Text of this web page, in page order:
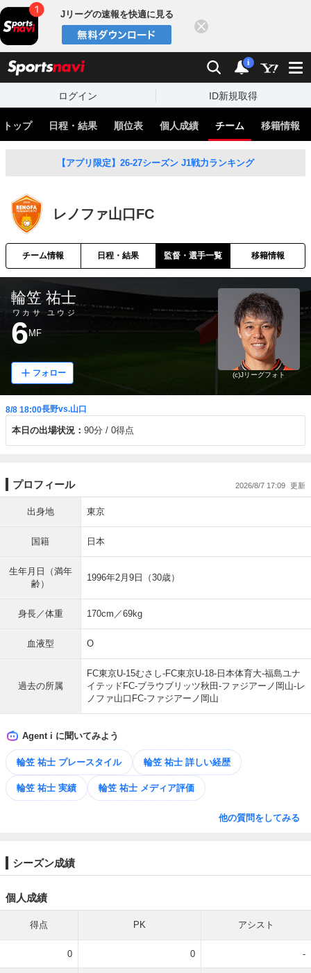
Jリーグの速報を快適に見る
検索 通知
i
ログイン ID新規取得
トップ 日程・結果 順位表 個人成績 チーム 移籍情報
【アプリ限定】26-27シーズン J1戦力ランキング
レノファ山口FC
チーム情報 日程・結果 監督・選手一覧 移籍情報
輪笠 祐士
ワカサ ユウジ
6 MF
フォロー (c)Jリーグフォト
8/8 18:00長野vs.山口
本日の出場状況： 90分 0得点
プロフィール 2026/8/7 17:09
出身地 東京
国籍 日本
生年月日（満年
齢）
1996年2月9日（30歳）
身長／体重 170cm／69kg
血液型 O
過去の所属
FC東京U-15むさし-FC東京U-18-日本体育大-福島ユナ
イテッドFC-ブラウブリッツ秋田-ファジアーノ岡山-レ
ノファ山口FC-ファジアーノ岡山
Agent i に聞いてみよう
輪笠 祐士 プレースタイル 輪笠 祐士 詳しい経歴
輪笠 祐士 実績 輪笠 祐士 メディア評価
他の質問をしてみる
シーズン成績
個人成績
得点 PK アシスト
0 0 -